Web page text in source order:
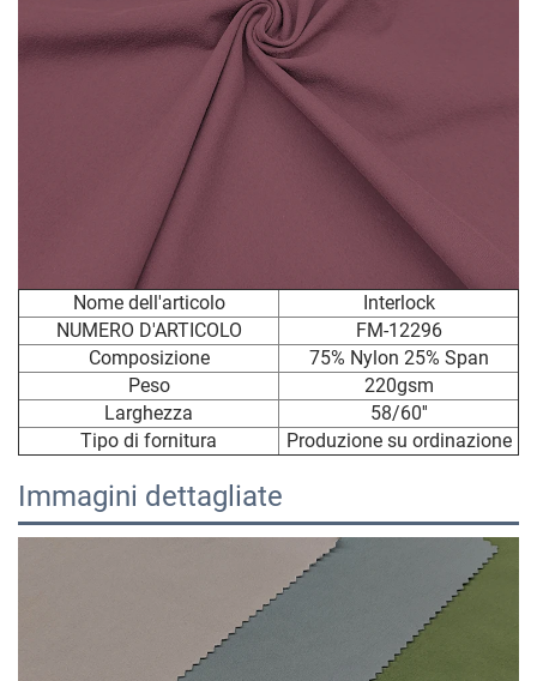
Nome dell'articolo
Interlock
NUMERO D'ARTICOLO
FM-12296
Composizione
75% Nylon 25% Span
Peso
220gsm
Larghezza
58/60''
Tipo di fornitura
Produzione su ordinazione
Immagini dettagliate